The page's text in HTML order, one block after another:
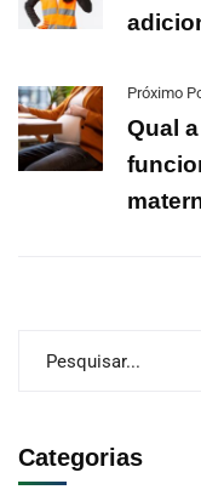
Próximo
Qual
Categorias